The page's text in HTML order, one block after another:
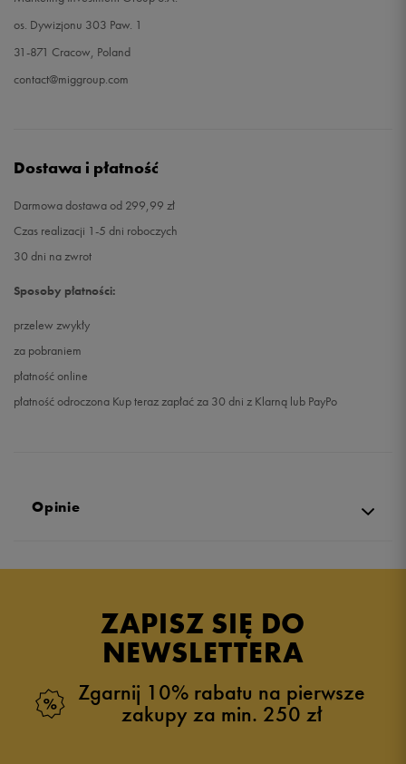
os. Dywizjonu 303 Paw. 1
31-871 Cracow, Poland
contact@miggroup.com
Dostawa i płatność
Darmowa dostawa od 299,99 zł
Czas realizacji 1-5 dni roboczych
30 dni na zwrot
Sposoby płatności:
przelew zwykły
za pobraniem
płatność online
płatność odroczona Kup teraz zapłać za 30 dni z Klarną lub PayPo
Opinie
ZAPISZ SIĘ DO
NEWSLETTERA
Zgarnij 10% rabatu na pierwsze
zakupy za min. 250 zł